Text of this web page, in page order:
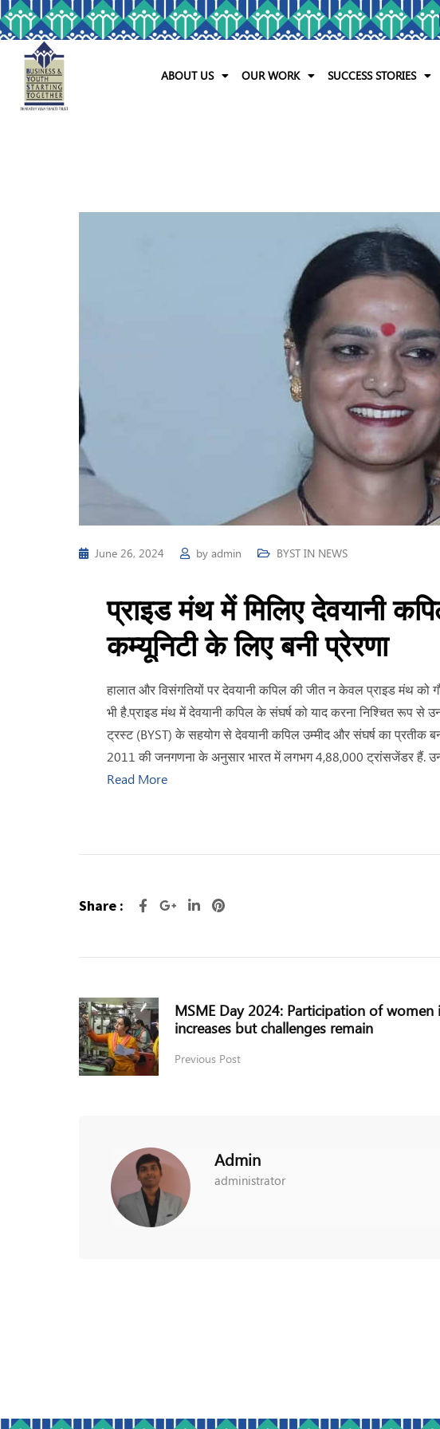
ABOUT US OUR WORK SUCCESS STORIES
June 26, 2024 by admin BYST IN NEWS
प्राइड मंथ में मिलिए देवयानी
कम्यूनिटी के लिए बनी प्रेरणा
हालात और विसंगतियों पर देवयानी कपिल की जीत न केवल प्राइड मंथ को
भी है.प्राइड मंथ में देवयानी कपिल के संघर्ष को याद करना निश्चित रूप
ट्रस्ट (BYST) के सहयोग से देवयानी कपिल उम्मीद और संघर्ष का प्रतीक
2011 की जनगणना के अनुसार भारत में लगभग 4,88,000 ट्रांसजेंडर हैं.
Read More
Share :
MSME Day 2024: Participation of women
increases but challenges remain
Previous Post
Admin
administrator